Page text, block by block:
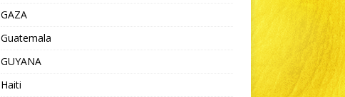
GAZA
Guatemala
GUYANA
Haiti